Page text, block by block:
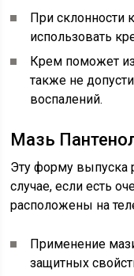
При склонности
использовать
Крем поможет
также не
воспалений.
Мазь
Эту форму выпуска
случае, если есть
расположены на
Применение
защитных